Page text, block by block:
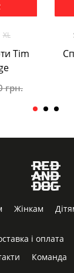
XL
Tim
грн.
Жінкам
і оплата
Команда